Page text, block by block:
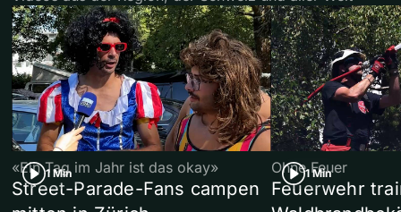
1 Min
«Ein Tag im Jahr ist das okay»
Street-Parade-Fans campen
1 Min
Ohne Feuer
Feuerwehr